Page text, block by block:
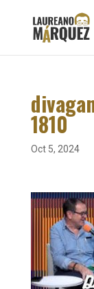
1810
Oct 5, 2024